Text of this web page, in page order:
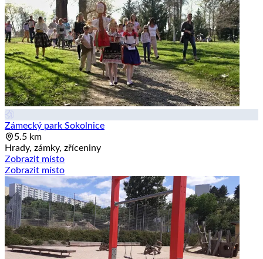
Zámecký park Sokolnice
5.5 km
Hrady, zámky, zříceniny
Zobrazit místo
Zobrazit místo